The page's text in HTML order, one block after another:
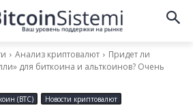
Анализ криптовалют
Придет ли
для биткоина и альткоинов? Очень
(BTC) Новости криптовалют